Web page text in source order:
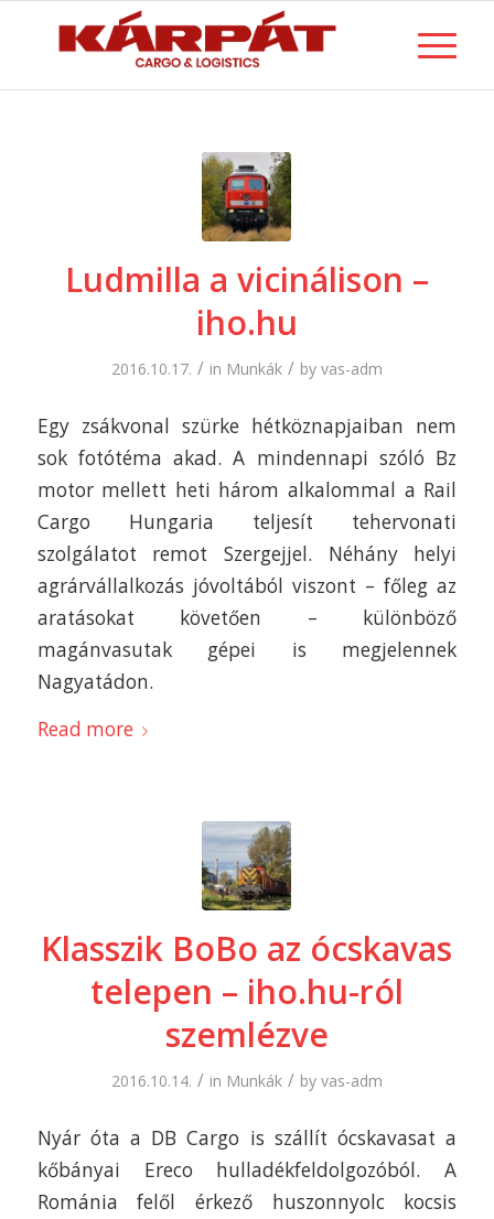
Ludmilla a vicinálison –
iho.hu
2016.10.17. / in Munkák / by vas-adm
Egy zsákvonal szürke hétköznapjaiban nem
sok fotótéma akad. A mindennapi szóló Bz
motor mellett heti három alkalommal a Rail
Cargo Hungaria teljesít tehervonati
szolgálatot remot Szergejjel. Néhány helyi
agrárvállalkozás jóvoltából viszont – főleg az
aratásokat követően – különböző
magánvasutak gépei is megjelennek
Nagyatádon.
Read more
Klasszik BoBo az ócskavas
telepen – iho.hu-ról
szemlézve
2016.10.14. / in Munkák / by vas-adm
Nyár óta a DB Cargo is szállít ócskavasat a
kőbányai Ereco hulladékfeldolgozóból. A
Románia felől érkező huszonnyolc kocsis